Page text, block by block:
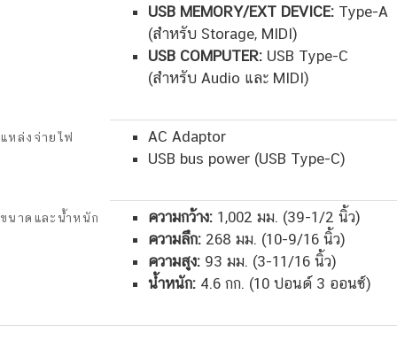
USB MEMORY/EXT DEVICE:Type-A
(สำหรับ Storage, MIDI)
USB COMPUTER:USB Type-C
(สำหรับ Audio และ MIDI)
แหล่งจ่ายไฟ
AC Adaptor
USB bus power (USB Type-C)
ขนาดและน้ำหนัก ความกว้าง:1,002 มม. (39-1/2 นิ้ว)
ความลึก:268 มม. (10-9/16 นิ้ว)
ความสูง:93 มม. (3-11/16 นิ้ว)
น้ำหนัก:4.6 กก. (10 ปอนด์ 3 ออนซ์)